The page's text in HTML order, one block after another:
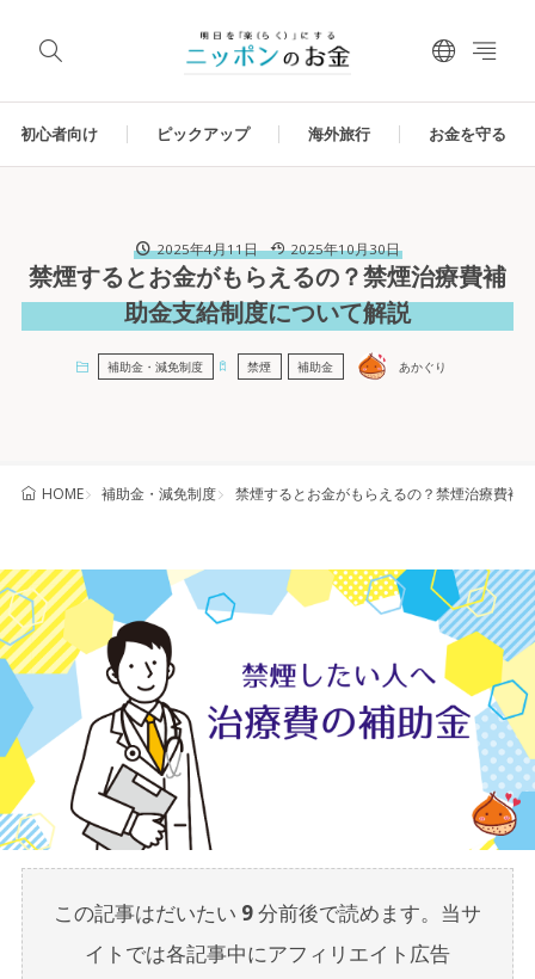
初心者向け ピックアップ 海外旅行 お金を守る
2025年4月11日 2025年10月30日
禁煙するとお金がもらえるの？禁煙治療費補
助金支給制度について解説
補助金・減免制度 禁煙 補助金 あかぐり
HOME 補助金・減免制度 禁煙するとお金がもらえるの？禁煙治療費補
この記事はだいたい 9分前後で読めます。当サ
イトでは各記事中にアフィリエイト広告